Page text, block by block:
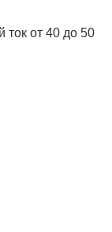
ток от 40 до 50